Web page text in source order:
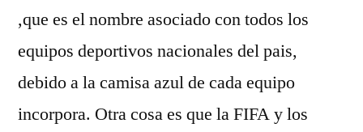
,que es el nombre asociado con todos los
equipos deportivos nacionales del pais,
debido a la camisa azul de cada equipo
incorpora. Otra cosa es que la FIFA y los